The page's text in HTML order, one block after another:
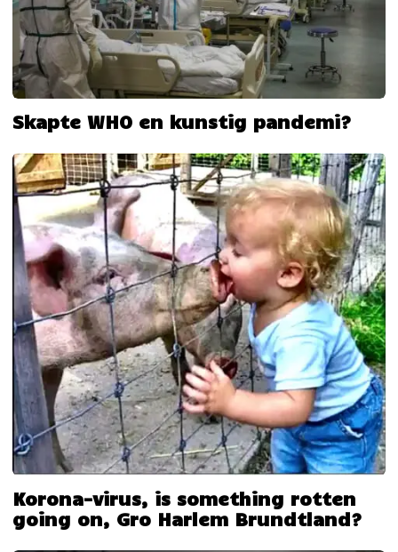
Skapte WHO en kunstig pandemi?
Korona-virus, is something rotten
going on, Gro Harlem Brundtland?